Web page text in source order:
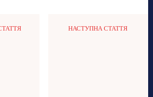
НАСТУПНА СТАТТЯ